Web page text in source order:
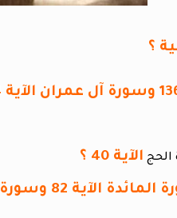
؟
الآية 40 ؟
الآية 82 وسورة